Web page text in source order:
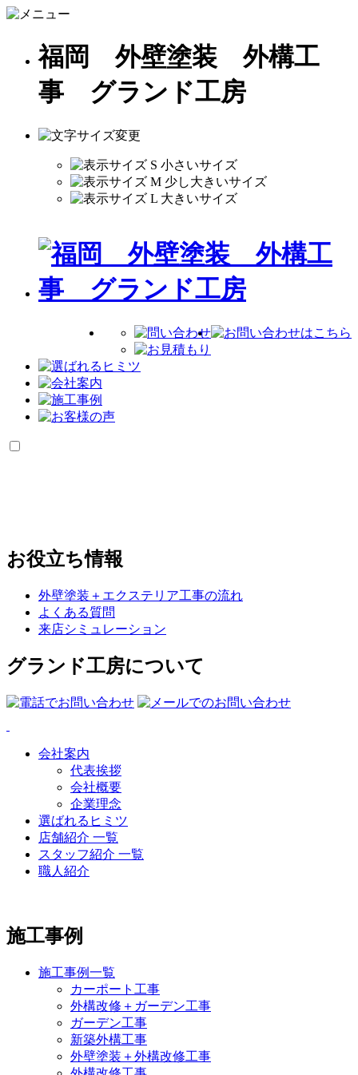
福岡 外壁塗装 外構工
事 グランド工房
お役立ち情報
外壁塗装＋エクステリア工事の流れ
よくある質問
来店シミュレーション
グランド工房について
会社案内
代表挨拶
会社概要
企業理念
選ばれるヒミツ
店舗紹介 一覧
スタッフ紹介 一覧
職人紹介
施工事例
施工事例一覧
カーポート工事
外構改修＋ガーデン工事
ガーデン工事
新築外構工事
外壁塗装＋外構改修工事